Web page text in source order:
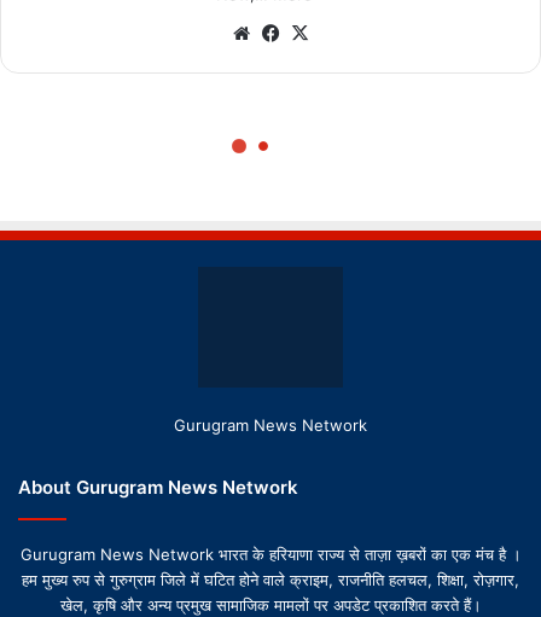
Gurugram News Network
About Gurugram News Network
Gurugram News Network भारत के हरियाणा राज्य से ताज़ा ख़बरों का एक मंच है ।
हम मुख्य रुप से गुरुग्राम जिले में घटित होने वाले क्राइम, राजनीति हलचल, शिक्षा, रोज़गार,
खेल, कृषि और अन्य प्रमुख सामाजिक मामलों पर अपडेट प्रकाशित करते हैं।